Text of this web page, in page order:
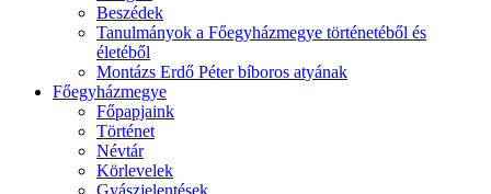
Beszédek
Tanulmányok a Főegyházmegye történetéből és
életéből
Montázs Erdő Péter bíboros atyának
Főegyházmegye
Főpapjaink
Történet
Névtár
Körlevelek
Gyászjelentések